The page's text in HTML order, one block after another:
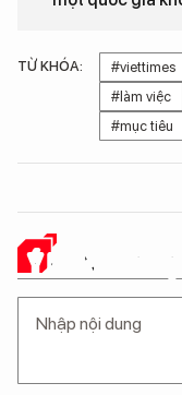
TỪ KHÓA: #viettimes
#làm việc
#mục tiêu
Ý KIẾN CỦA